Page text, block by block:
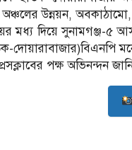
উন্নয়ন, অবকাঠামো,
মধ্য দিয়ে সুনামগঞ্জ-৫
দোয়ারাবাজার)বিএনপি
পক্ষ অভিনন্দন